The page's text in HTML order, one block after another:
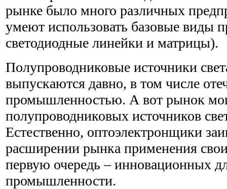
рынке было много различных
умеют использовать базовые виды
светодиодные линейки и матрицы).
Полупроводниковые источники
выпускаются давно, в том числе
промышленностью. А вот рынок
полупроводниковых источников
Естественно, оптоэлектронщики
расширении рынка применения
первую очередь – инновационных
промышленности.